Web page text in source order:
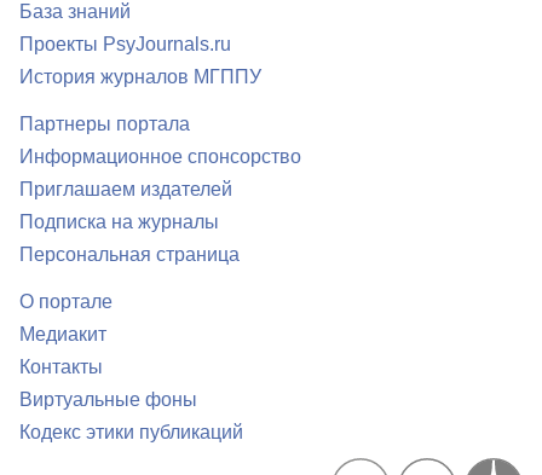
База знаний
Проекты PsyJournals.ru
История журналов МГППУ
Партнеры портала
Информационное спонсорство
Приглашаем издателей
Подписка на журналы
Персональная страница
О портале
Медиакит
Контакты
Виртуальные фоны
Кодекс этики публикаций